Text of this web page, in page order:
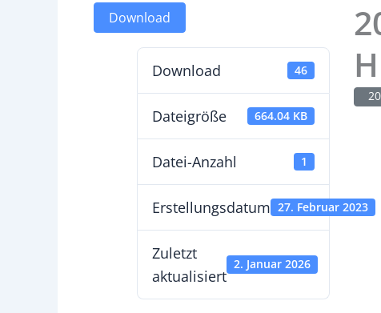
Download
Download 46
Dateigröße 664.04 KB
Datei-Anzahl 1
Erstellungsdatum 27. Februar 2023
Zuletzt
aktualisiert
2. Januar 2026